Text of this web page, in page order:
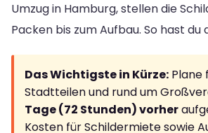
Umzug in Hamburg, stellen die
Packen bis zum Aufbau. So hast
Das Wichtigste in Kürze: Plane
Stadtteilen und rund um
Tage (72 Stunden) vorher
Kosten für Schildermiete sowie